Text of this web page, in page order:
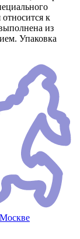
к
из
Упаковка